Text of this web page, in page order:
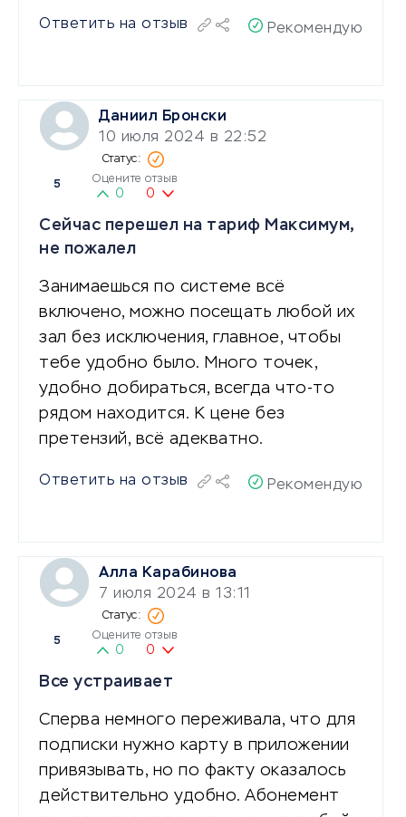
Ответить на отзыв Рекомендую
Даниил Бронски
10 июля 2024 в 22:52
5 Оцените отзыв
0 0
Сейчас перешел на тариф Максимум,
не пожалел
Занимаешься по системе всё
включено, можно посещать любой их
зал без исключения, главное, чтобы
тебе удобно было. Много точек,
удобно добираться, всегда что-то
рядом находится. К цене без
претензий, всё адекватно.
Ответить на отзыв Рекомендую
Алла Карабинова
7 июля 2024 в 13:11
5 Оцените отзыв
0 0
Все устраивает
Сперва немного переживала, что для
подписки нужно карту в приложении
привязывать, но по факту оказалось
действительно удобно. Абонемент